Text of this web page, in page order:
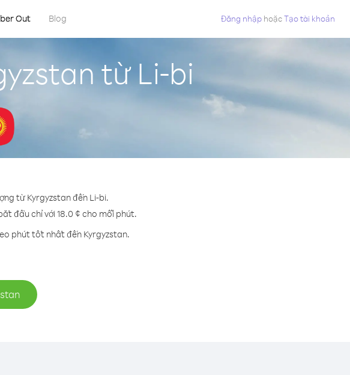
Out Blog Đăng nhập hoặcTạo tài khoản
từ Li-bi
từ Kyrgyzstan đến Li-bi.
đầu chỉ với 18.0 ¢ cho mỗi phút.
phút tốt nhất đến Kyrgyzstan.